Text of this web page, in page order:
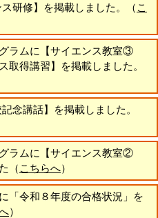
研修】 を掲載しました。 （ こ
ラムに【サイエンス教室③
取得講習】を掲載しました。
記念講話】
を掲載しました。
ラムに【サイエンス教室②
（ こちらへ）
「令和８年度の合格状況」を
）